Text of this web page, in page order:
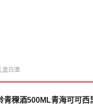
盒白酒
青稞酒500ML青海可可